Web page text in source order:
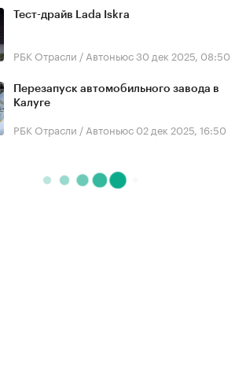
Тест-драйв Lada Iskra
РБК Отрасли / Автоньюс30 дек 2025, 08:50
Перезапуск автомобильного завода в
Калуге
РБК Отрасли / Автоньюс 02 дек 2025, 16:50